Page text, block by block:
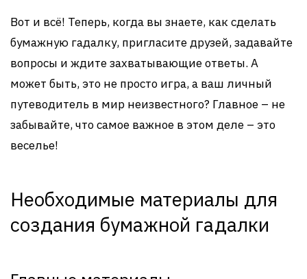
Вот и всё! Теперь, когда вы знаете, как сделать
бумажную гадалку, пригласите друзей, задавайте
вопросы и ждите захватывающие ответы. А
может быть, это не просто игра, а ваш личный
путеводитель в мир неизвестного? Главное – не
забывайте, что самое важное в этом деле – это
веселье!
Необходимые материалы для
создания бумажной гадалки